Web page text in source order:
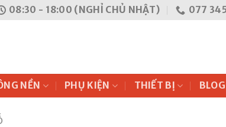
08:30 - 18:00 (NGHỈ CHỦ NHẬT) 077
NỀN PHỤ KIỆN THIẾT BỊ BLOG